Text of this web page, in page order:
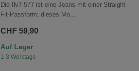
Die Ilv7 577 ist eine Jeans mit einer Straight-
Fit-Passform; dieses Mo...
CHF 59,90
Auf Lager
1-3 Werktage